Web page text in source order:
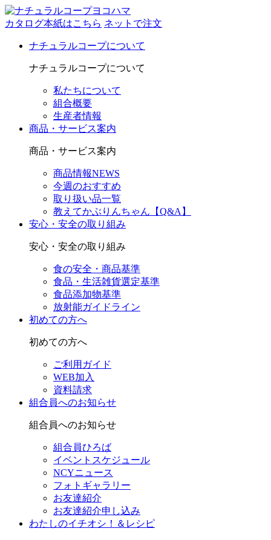
カタログ本紙はこちら ネットで注文
ナチュラルコープについて
ナチュラルコープについて
私たちについて
組合概要
生産者情報
商品・サービス案内
商品・サービス案内
商品情報NEWS
今週のおすすめ
取り扱い品一覧
教えてかぶりんちゃん【Q&A】
安心・安全の取り組み
安心・安全の取り組み
食の安全・商品基準
食品・生活雑貨選定基準
食品添加物基準
放射能ガイドライン
初めての方へ
初めての方へ
ご利用ガイド
WEB加入
資料請求
組合員へのお知らせ
組合員へのお知らせ
組合員ひろば
イベントスケジュール
NCYニュース
フォトギャラリー
お友達紹介
お友達紹介申し込み
わたしのイチオシ！＆レシピ